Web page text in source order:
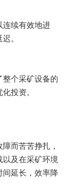
连续有效地进
。
个采矿设备的
投资。
而苦苦挣扎，
以及在采矿环境
延长，效率降